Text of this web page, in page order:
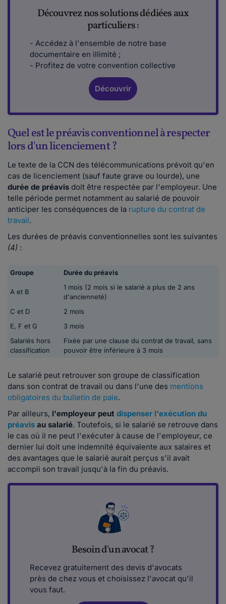
Découvrez nos solutions dédiées aux
particuliers :
- Accédez à l'ensemble de notre base
documentaire en illimité ;
- Profitez de votre convention collective
Découvrir
Quel est le préavis conventionnel à respecter
lors d'un licenciement ?
Le texte de la CCN des télécommunications prévoit qu'en
cas de licenciement (sauf faute grave ou lourde), une
durée de préavis doit être respectée par l'employeur. Une
telle période permet notamment au salarié de pouvoir
anticiper les conséquences de la rupture du contrat de
travail.
Les durées de préavis conventionnelles sont les suivantes
(4) :
Groupe Durée du préavis
A et B
1 mois (2 mois si le salarié a plus de 2 ans
d'ancienneté)
C et D
2 mois
E, F et G
3 mois
Salariés hors
classification
Fixée par une clause du contrat de travail, sans
pouvoir être inférieure à 3 mois
Le salarié peut retrouver son groupe de classification
dans son contrat de travail ou dans l'une des mentions
obligatoires du bulletin de paie.
Par ailleurs, l'employeur peut dispenser l'exécution du
préavis au salarié. Toutefois, si le salarié se retrouve dans
le cas où il ne peut l'exécuter à cause de l'employeur, ce
dernier lui doit une indemnité équivalente aux salaires et
des avantages que le salarié aurait perçus s'il avait
accompli son travail jusqu'à la fin du préavis.
Besoin d'un avocat ?
Recevez gratuitement des devis d'avocats
près de chez vous et choisissez l'avocat qu'il
vous faut.